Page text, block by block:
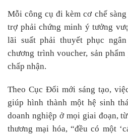
Mỗi công cụ đi kèm cơ chế
trợ phải chứng minh ý tưởng
lãi suất phải thuyết phục
chương trình voucher, sản
chấp nhận.
Theo Cục Đổi mới sáng tạo,
giúp hình thành một hệ sinh
doanh nghiệp ở mọi giai đoạn,
thương mại hóa, “đều có một